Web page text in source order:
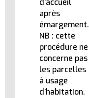
d’accueil
après
émargement.
NB : cette
procédure ne
concerne pas
les parcelles
à usage
d’habitation.